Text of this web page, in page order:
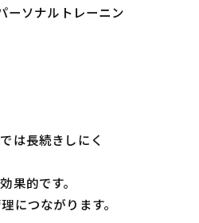
ーソナルトレーニン
は長続きしにく
的です。
につながります。